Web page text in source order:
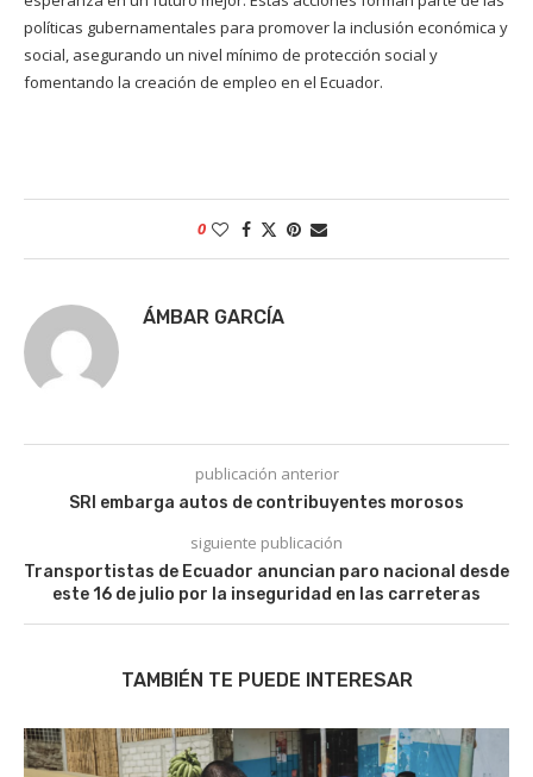
políticas gubernamentales para promover la inclusión económica y
social, asegurando un nivel mínimo de protección social y
fomentando la creación de empleo en el Ecuador.
0
ÁMBAR GARCÍA
publicación anterior
SRI embarga autos de contribuyentes morosos
siguiente publicación
Transportistas de Ecuador anuncian paro nacional desde
este 16 de julio por la inseguridad en las carreteras
TAMBIÉN TE PUEDE INTERESAR